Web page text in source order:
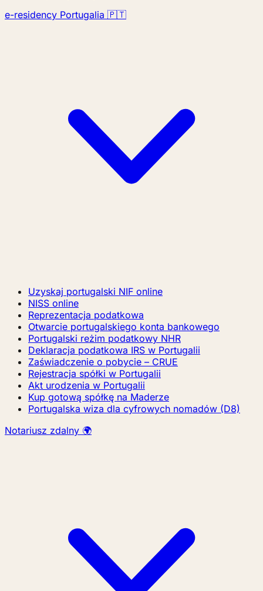
e-residency Portugalia 🇵🇹
Uzyskaj portugalski NIF online
NISS online
Reprezentacja podatkowa
Otwarcie portugalskiego konta bankowego
Portugalski reżim podatkowy NHR
Deklaracja podatkowa IRS w Portugalii
Zaświadczenie o pobycie – CRUE
Rejestracja spółki w Portugalii
Akt urodzenia w Portugalii
Kup gotową spółkę na Maderze
Portugalska wiza dla cyfrowych nomadów (D8)
Notariusz zdalny 🌍